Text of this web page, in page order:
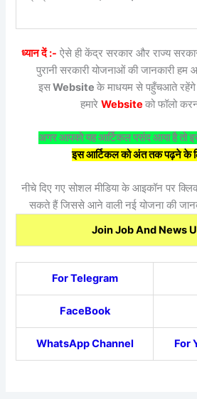
ध्यान दें :- ऐसे ही केंद्र सरकार और राज्य
पुरानी सरकारी योजनाओं की जानकारी
इसWebsite के माधयम से पहुँचआते रहेंगे
हमारे Website को फॉलो
अगर आपको यह आर्टिकल पसंद आया है तो
इस आर्टिकल को अंत तक पढ़ने के
नीचे दिए गए सोशल मीडिया के आइकॉन पर
सकते हैं जिससे आने वाली नई योजना की
Join Job And News
For Telegram
FaceBook
WhatsApp Channel For